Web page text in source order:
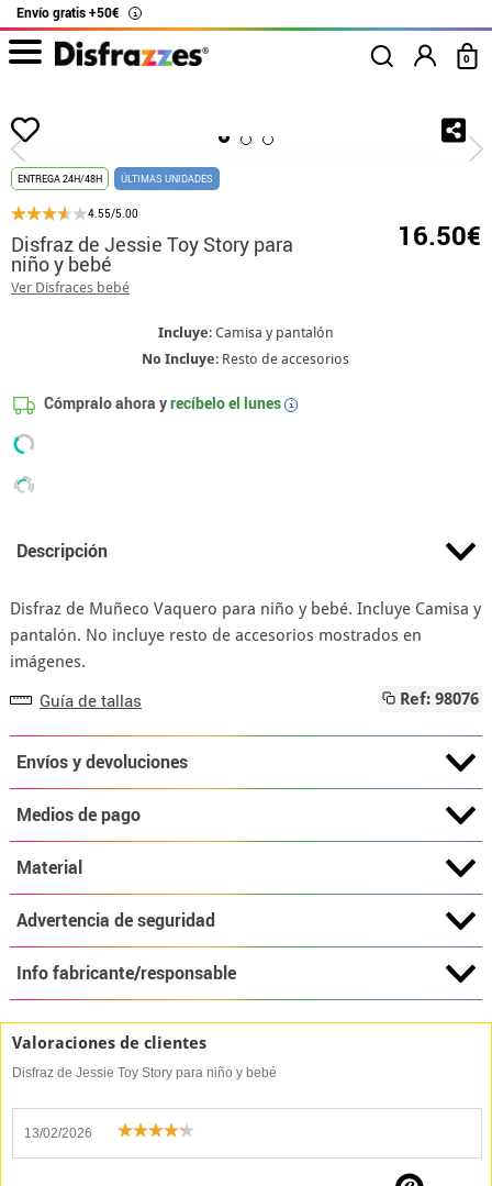
Envío gratis +50€ i
0
Inicio Disfraz de Jessie Toy Story para
ENTREGA 24H/48H ÚLTIMAS UNIDADES
4.55/5.00
Disfraz de Jessie Toy Story para
niño y bebé
Ver Disfraces bebé
16.50€
Incluye: Camisa y pantalón
No Incluye: Resto de accesorios
Cómpralo ahora yrecíbelo el lunes i
Descripción
Disfraz de Muñeco Vaquero para niño y bebé. Incluye Camisa y
pantalón. No incluye resto de accesorios mostrados en
imágenes.
Guía de tallas Ref: 98076
Envíos y devoluciones
Medios de pago
Material
Advertencia de seguridad
Info fabricante/responsable
Valoraciones de clientes
Disfraz de Jessie Toy Story para niño y bebé
13/02/2026